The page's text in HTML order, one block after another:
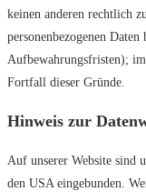
keinen anderen rechtlich
personenbezogenen
Aufbewahrungsfristen);
Fortfall dieser Gründe.
Hinweis zur
Auf unserer Website sind
den USA eingebunden.